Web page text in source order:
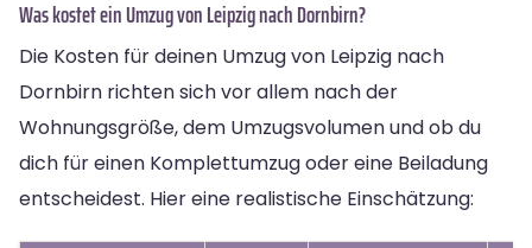
Was kostet ein Umzug von Leipzig nach Dornbirn?
Die Kosten für deinen Umzug von Leipzig nach
Dornbirn richten sich vor allem nach der
Wohnungsgröße, dem Umzugsvolumen und ob du
dich für einen Komplettumzug oder eine Beiladung
entscheidest. Hier eine realistische Einschätzung: